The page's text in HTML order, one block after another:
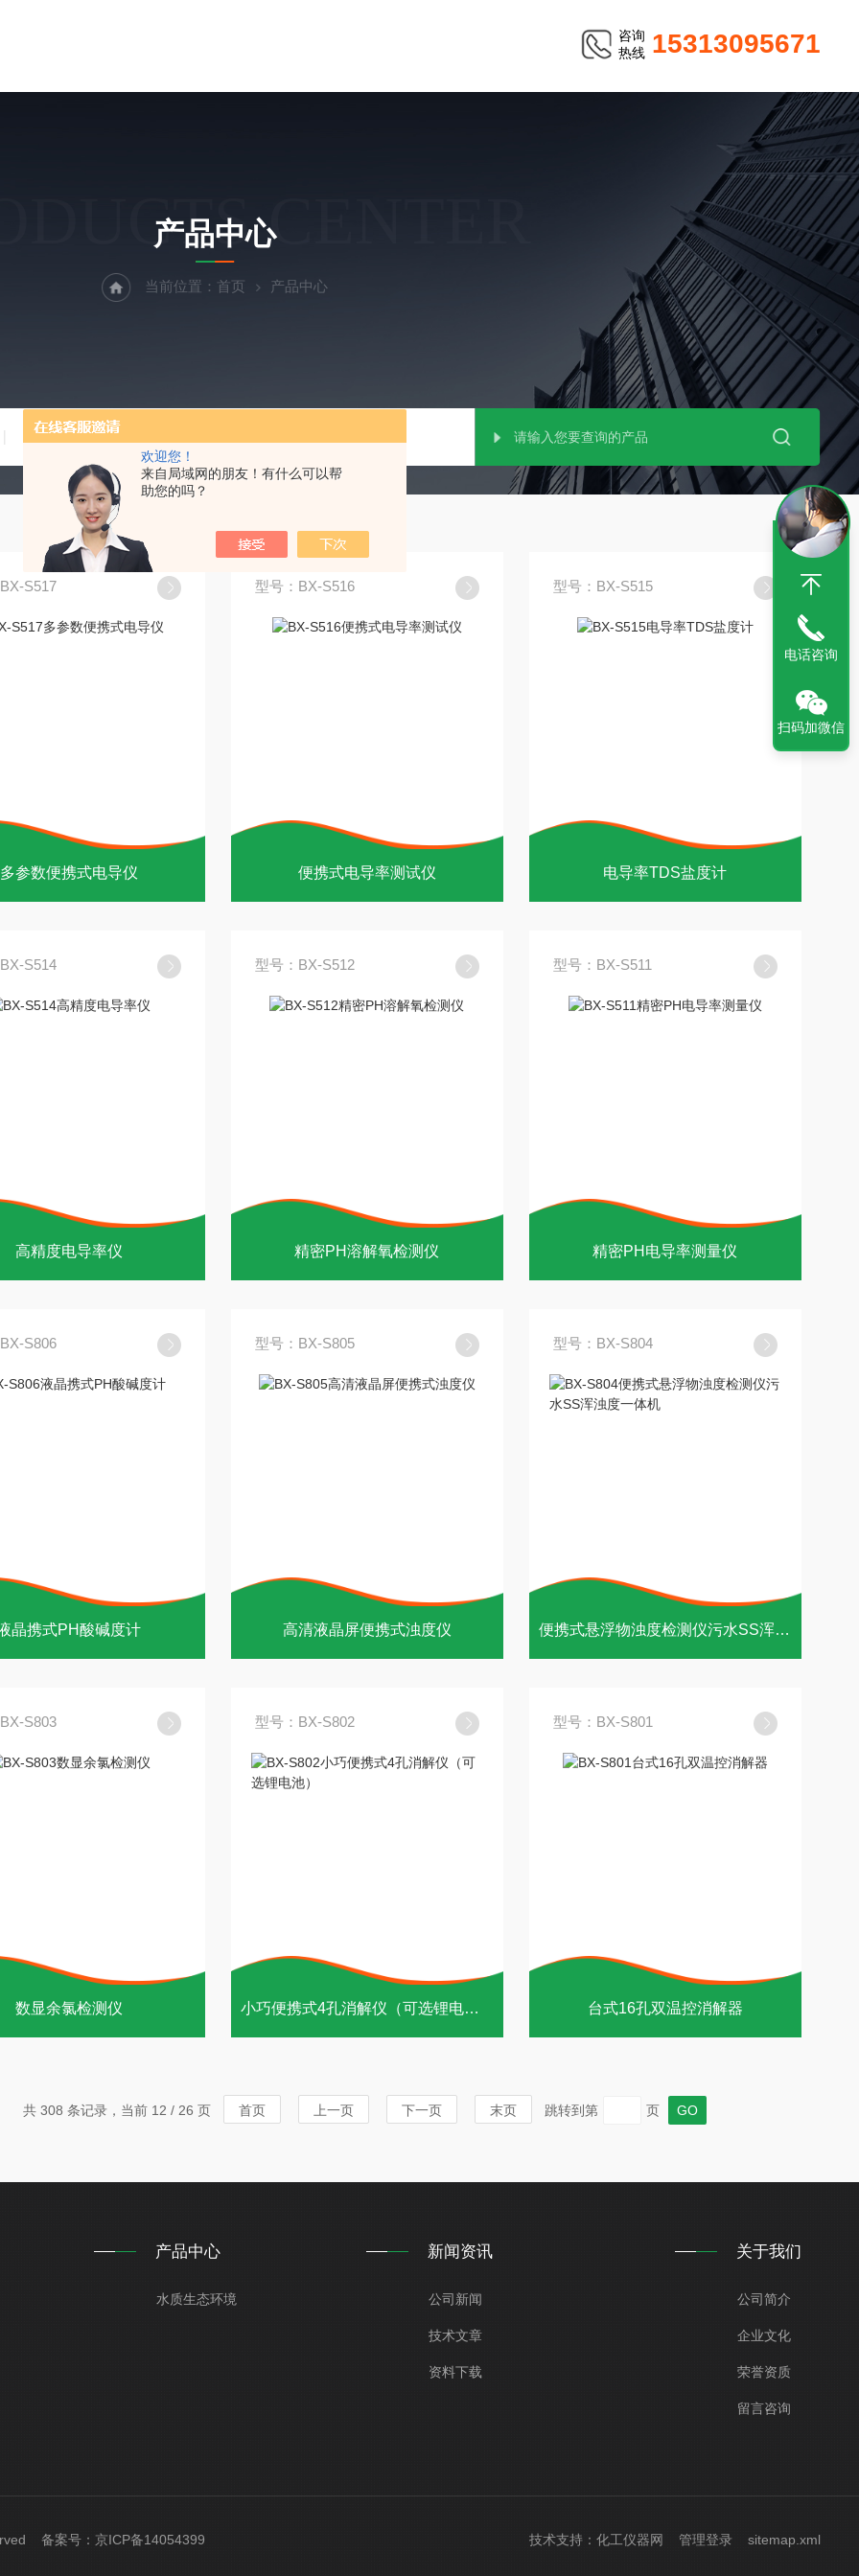
欢迎您！
来自局域网的朋友！有什么可以帮
助您的吗？
咨询
热线 15313095671
技术文章
CENTER
产品中心
当前位置： 首页 产品中心
S517
多参数便携式电导仪
型号：BX-S516
便携式电导率测试仪
型号：BX-S515
电导率TDS盐度计
S514
高精度电导率仪
型号：BX-S512
精密PH溶解氧检测仪
型号：BX-S511
精密PH电导率测量仪
S806
晶携式PH酸碱度计
型号：BX-S805
高清液晶屏便携式浊度仪
型号：BX-S804
便携式悬浮物浊度检测仪污水SS浑浊度一体机
S803
数显余氯检测仪
型号：BX-S802
小巧便携式4孔消解仪（可选锂电池）
型号：BX-S801
台式16孔双温控消解器
共 308 条记录，当前 12 / 26 页 首页 上一页 下一页 末页 跳转到第 页
产品中心
水质生态环境
新闻资讯
公司新闻
技术文章
资料下载
关于我们
公司简介
企业文化
荣誉资质
留言咨询
备案号： 京ICP备14054399 技术支持： 化工仪器网 管理登录 sitemap.xml
电话咨询
扫码加微信